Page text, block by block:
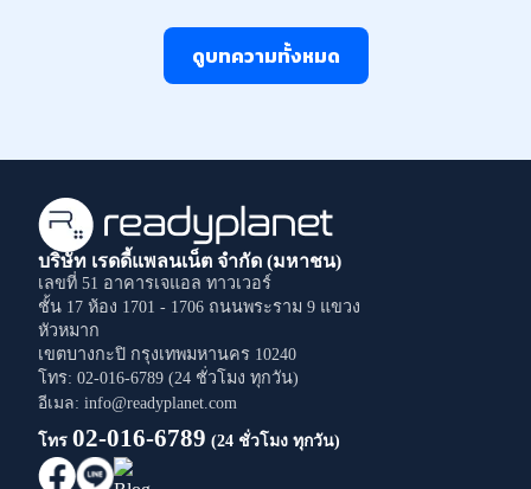
ดูบทความทั้งหมด
บริษัท เรดดี้แพลนเน็ต จำกัด (มหาชน)
เลขที่ 51 อาคารเจแอล ทาวเวอร์
ชั้น 17 ห้อง 1701 - 1706 ถนนพระราม 9 แขวง
หัวหมาก
เขตบางกะปิ กรุงเทพมหานคร 10240
โทร: 02-016-6789 (24 ชั่วโมง ทุกวัน)
อีเมล: info@readyplanet.com
โทร 02-016-6789 (24 ชั่วโมง ทุกวัน)